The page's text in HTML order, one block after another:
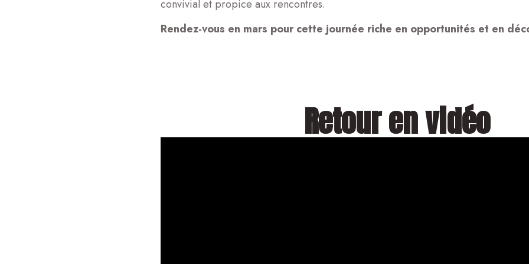
convivial et propice aux rencontres.
Rendez-vous en mars pour cette journée riche en opportunités et en
Retour en vidéo